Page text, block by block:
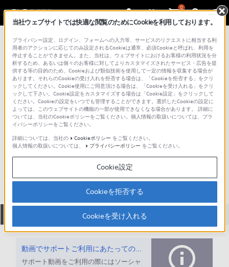
0
総合サポート・お問い合わせ DWXシリーズ用アクセサリー
AN-57
ダウンロード 取扱説明書
動画でサポートご利用にあたってのお願い
サポート動画をご利用の際にはソーシャ
当社ウェブサイトでは快適な閲覧のためにCookieを利用しております。
プライバシー設定、ログイン、フォームへの入力等、サービスのリクエストに相当する利
用者のアクションに応じてのみ設定されるCookieは通常、必須Cookieと呼ばれ、利用を
停止することができません。また、当社は、ウェブサイトにおけるお客様の利用状況を分
析するため、あるいは個々のお客様に対してよりカスタマイズされたサービス・広告を提
供する等の目的のため、Cookieおよび類似技術を使用して一定の情報を収集する場合が
あります。それらのCookieの受け入れを拒否する場合は、「Cookieを拒否する」をクリ
ックしてください。Cookie使用にご同意頂ける場合は、「Cookieを受け入れる」をクリ
ックして下さい。Cookie設定をカスタマイズする場合は「Cookie設定」をクリックして
ください。Cookieの設定をいつでも管理することができます。選択したCookieの設定に
よっては、このウェブサイトの機能の一部が使用できなくなる場合があります。 詳細に
ついては、当社のCookieポリシーをご覧ください。個人情報の取扱いについては、プラ
イバシーポリシーをご覧ください。
詳細については、当社の
Cookieポリシー をご覧ください。
個人情報の取扱いについては、
プライバシーポリシー をご覧ください。
Cookie設定
Cookieを拒否する
Cookieを受け入れる